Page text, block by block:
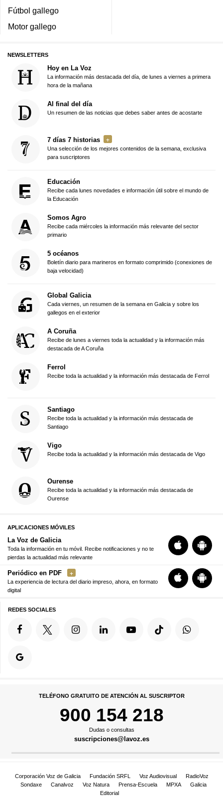
Fútbol gallego
Motor gallego
NEWSLETTERS
Hoy en La Voz
La información más destacada del día, de lunes a viernes a primera
hora de la mañana
Al final del día
Un resumen de las noticias que debes saber antes de acostarte
7 días 7 historias
Una selección de los mejores contenidos de la semana, exclusiva
para suscriptores
Educación
Recibe cada lunes novedades e información útil sobre el mundo de
la Educación
Somos Agro
Recibe cada miércoles la información más relevante del sector
primario
5 océanos
Boletín diario para marineros en formato comprimido (conexiones de
baja velocidad)
Global Galicia
Cada viernes, un resumen de la semana en Galicia y sobre los
gallegos en el exterior
A Coruña
Recibe de lunes a viernes toda la actualidad y la información más
destacada de A Coruña
Ferrol
Recibe toda la actualidad y la información más destacada de Ferrol
Santiago
Recibe toda la actualidad y la información más destacada de
Santiago
Vigo
Recibe toda la actualidad y la información más destacada de Vigo
Ourense
Recibe toda la actualidad y la información más destacada de
Ourense
APLICACIONES MÓVILES
La Voz de Galicia
Toda la información en tu móvil. Recibe notificaciones y no te
pierdas la actualidad más relevante
Periódico en PDF
La experiencia de lectura del diario impreso, ahora, en formato
digital
REDES SOCIALES
TELÉFONO GRATUITO DE ATENCIÓN AL SUSCRIPTOR
900 154 218
Dudas o consultas
suscripciones@lavoz.es
Corporación Voz de Galicia Fundación SRFL Voz Audiovisual
RadioVoz
Sondaxe
Canalvoz Voz Natura Prensa-Escuela MPXA
Galicia
Editorial